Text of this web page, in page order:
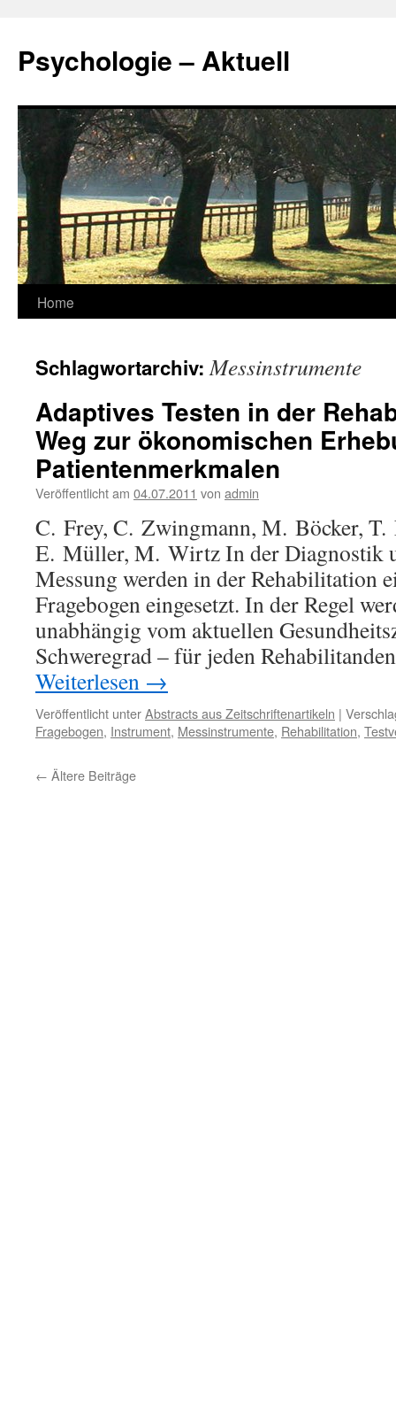
springen
Psychologie – Aktuell
Home
Schlagwortarchiv:Messinstrumente
Adaptives Testen in der
Weg zur ökonomischen
Patientenmerkmalen
Veröffentlicht am 04.07.2011 von admin
C. Frey, C. Zwingmann, M. Böcker,
E. Müller, M. Wirtz In der Diagnostik
Messung werden in der Rehabilitation
Fragebogen eingesetzt. In der Regel
unabhängig vom aktuellen
Schweregrad – für jeden
Weiterlesen →
Veröffentlicht unterAbstracts aus Zeitschriftenartikeln |
Fragebogen, Instrument, Messinstrumente, Rehabilitation,
← Ältere Beiträge